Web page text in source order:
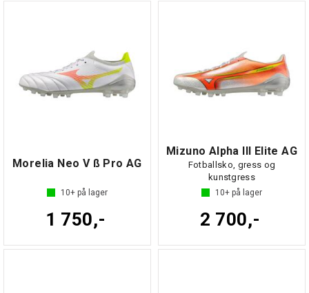
Morelia Neo V ß Pro AG
10+ på lager
1 750,-
Mizuno Alpha III Elite AG
Fotballsko, gress og
kunstgress
10+ på lager
2 700,-